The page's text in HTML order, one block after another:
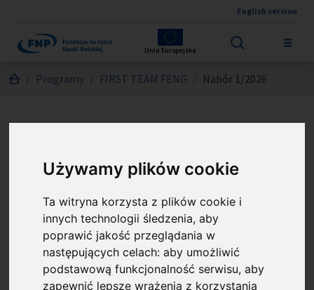
Używamy plików cookie
Ta witryna korzysta z plików cookie i
innych technologii śledzenia, aby
poprawić jakość przeglądania w
następujących celach:aby umożliwić
podstawową funkcjonalność serwisu,aby
zapewnić lepsze wrażenia z korzystania
English version
Unia Europejska
Jesteś tutaj:
Programy FIRST TEAM FENG Nabór 1/2026
1/2026
Nabór umożliwia zdobycie finansowania na
założenie zespołu badawczego i prowadzenie w
Polsce innowacyjnych badań z potencjałem
aplikacyjnym.